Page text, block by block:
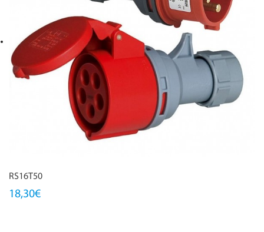
RS16T50
18,30€